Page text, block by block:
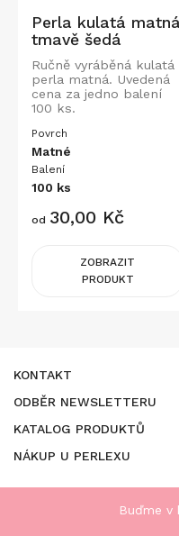
Perla kulatá matná
tmavě šedá
Ručně vyráběná kulatá
perla matná. Uvedená
cena za jedno balení
100 ks.
Povrch
Matné
Balení
100 ks
Cena
od 30,00 Kč
ZOBRAZIT
PRODUKT
KONTAKT
ODBĚR NEWSLETTERU
KATALOG PRODUKTŮ
NÁKUP U PERLEXU
Buďme v